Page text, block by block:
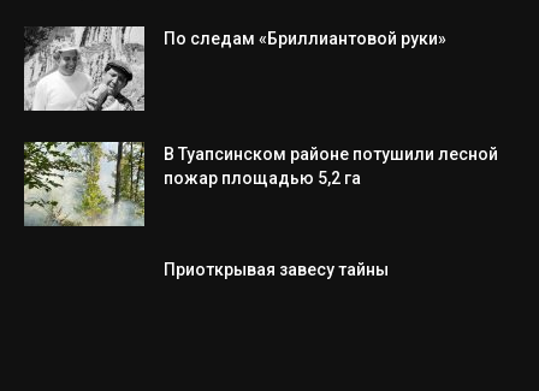
По следам «Бриллиантовой руки»
В Туапсинском районе потушили лесной
пожар площадью 5,2 га
Приоткрывая завесу тайны